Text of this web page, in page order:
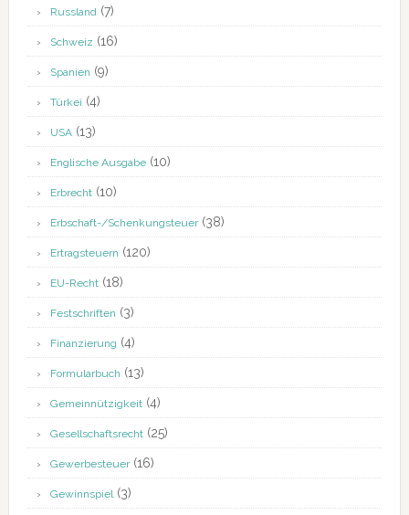
Russland(7)
Schweiz (16)
Spanien (9)
Türkei (4)
USA(13)
Englische Ausgabe(10)
Erbrecht(10)
Erbschaft-/Schenkungsteuer(38)
Ertragsteuern (120)
EU-Recht(18)
Festschriften (3)
Finanzierung (4)
Formularbuch (13)
Gemeinnützigkeit(4)
Gesellschaftsrecht(25)
Gewerbesteuer(16)
Gewinnspiel(3)